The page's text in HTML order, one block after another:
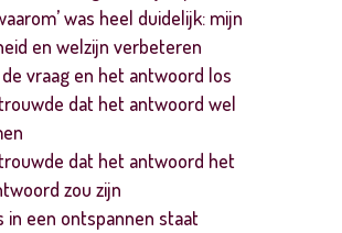
was heel duidelijk: mijn
en welzijn verbeteren
vraag en het antwoord los
dat het antwoord wel
dat het antwoord het
zou zijn
in een ontspannen staat